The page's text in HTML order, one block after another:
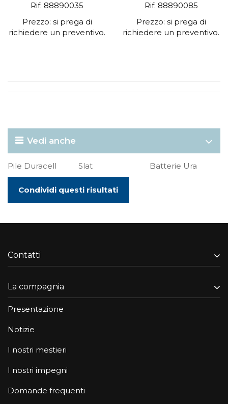
Rif. 88890035
Prezzo: si prega di
richiedere un preventivo.
Rif. 88890085
Prezzo: si prega di
richiedere un preventivo.
Vedi anche
Pile Duracell Slat Batterie Ura
Condividi questi risultati
Contatti
La compagnia
Presentazione
Notizie
I nostri mestieri
I nostri impegni
Domande frequenti